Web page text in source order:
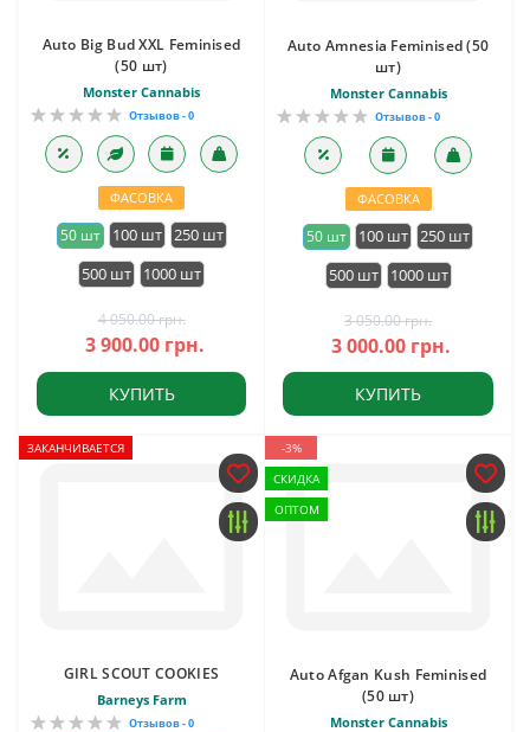
Auto Big Bud XXL Feminised
(50 шт)
Monster Cannabis
Отзывов - 0
ФАСОВКА
50 шт 100 шт 250 шт
500 шт
1000 шт
4 050.00 грн.
3 900.00 грн.
КУПИТЬ
Auto Amnesia Feminised (50
шт)
Monster Cannabis
Отзывов - 0
ФАСОВКА
50 шт 100 шт 250 шт
500 шт
1000 шт
3 050.00 грн.
3 000.00 грн.
КУПИТЬ
ЗАКАНЧИВАЕТСЯ
GIRL SCOUT COOKIES
Barneys Farm
Отзывов - 0
-3%
СКИДКА
ОПТОМ
Auto Afgan Kush Feminised
(50 шт)
Monster Cannabis